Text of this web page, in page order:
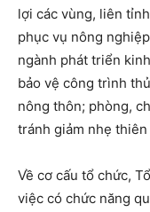
lợi các vùng, liên
phục vụ nông
ngành phát triển
bảo vệ công trình
nông thôn; phòng,
tránh giảm nhẹ
Về cơ cấu tổ chức,
việc có chức năng